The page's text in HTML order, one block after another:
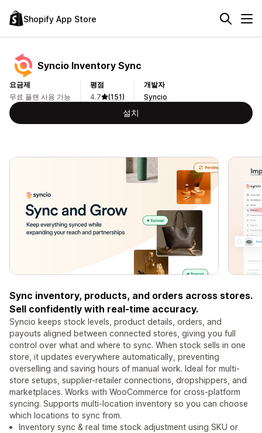
Shopify App Store
Syncio Inventory Sync
요금제
무료 플랜 사용 가능
평점
4.7
(151)
개발자
Syncio
설치
Sync inventory, products, and orders across stores.
Sell confidently with real-time accuracy.
Syncio keeps stock levels, product details, orders, and
payouts aligned between connected stores, giving you full
control over what and where to sync. When stock sells in one
store, it updates everywhere automatically, preventing
overselling and saving hours of manual work. Ideal for multi-
store setups, supplier-retailer connections, dropshippers, and
marketplaces. Works with WooCommerce for cross-platform
syncing. Supports multi-location inventory so you can choose
which locations to sync from.
Inventory sync & real time stock adjustment using SKU or